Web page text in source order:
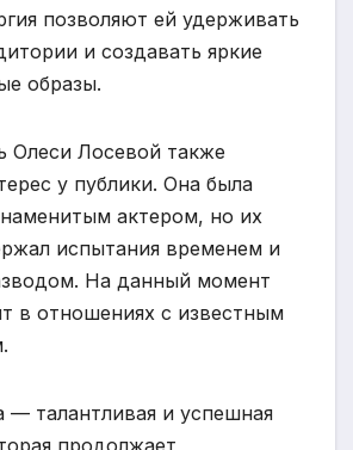
позволяют ей удерживать
и создавать яркие
образы.
Олеси Лосевой также
у публики. Она была
актером, но их
испытания временем и
На данный момент
в отношениях с известным
— талантливая и успешная
продолжает